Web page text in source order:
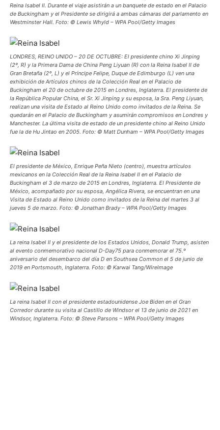
Reina Isabel II. Durante el viaje asistirán a un banquete de estado en el Palacio
de Buckingham y el Presidente se dirigirá a ambas cámaras del parlamento en
Westminster Hall. Foto: © Lewis Whyld – WPA Pool/Getty Images
LONDRES, REINO UNIDO – 20 DE OCTUBRE: El presidente chino Xi Jinping
(2º, R) y la Primera Dama de China Peng Liyuan (R) con la Reina Isabel II de
Gran Bretaña (2º, L) y el Príncipe Felipe, Duque de Edimburgo (L) ven una
exhibición de Artículos chinos de la Colección Real en el Palacio de
Buckingham el 20 de octubre de 2015 en Londres, Inglaterra. El presidente de
la República Popular China, el Sr. Xi Jinping y su esposa, la Sra. Peng Liyuan,
realizan una visita de Estado al Reino Unido como invitados de la Reina. Se
quedarán en el Palacio de Buckingham y asumirán compromisos en Londres y
Manchester. La última visita de estado de un presidente chino al Reino Unido
fue la de Hu Jintao en 2005. Foto: © Matt Dunham – WPA Pool/Getty Images
El presidente de México, Enrique Peña Nieto (centro), muestra artículos
mexicanos en la Colección Real de la Reina Isabel II en el Palacio de
Buckingham el 3 de marzo de 2015 en Londres, Inglaterra. El Presidente de
México, acompañado por su esposa, Angélica Rivera, se encuentran en una
Visita de Estado al Reino Unido como invitados de la Reina del martes 3 al
jueves 5 de marzo. Foto: © Jonathan Brady – WPA Pool/Getty Images
La reina Isabel II y el presidente de los Estados Unidos, Donald Trump, asisten
al evento conmemorativo nacional D-Day75 para conmemorar el 75.º
aniversario del desembarco del día D en Southsea Common el 5 de junio de
2019 en Portsmouth, Inglaterra. Foto: © Karwai Tang/WireImage
La reina Isabel II con el presidente estadounidense Joe Biden en el Gran
Corredor durante su visita al Castillo de Windsor el 13 de junio de 2021 en
Windsor, Inglaterra. Foto: © Steve Parsons – WPA Pool/Getty Images